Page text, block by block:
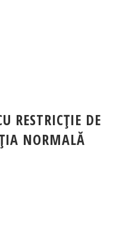
RESTRICŢIE DE
NORMALĂ